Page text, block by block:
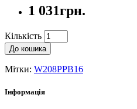
1 031грн.
Кількість
До кошика
Мітки: W208PPB16
Інформація